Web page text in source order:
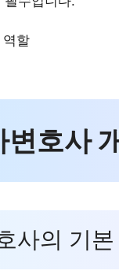
할
호사
사의 기